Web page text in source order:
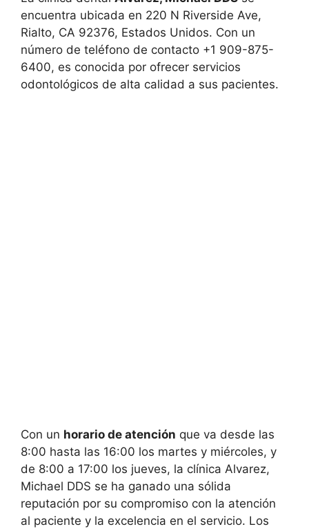
encuentra ubicada en 220 N Riverside Ave,
Rialto, CA 92376, Estados Unidos. Con un
número de teléfono de contacto +1 909-875-
6400, es conocida por ofrecer servicios
odontológicos de alta calidad a sus pacientes.
Con un horario de atención que va desde las
8:00 hasta las 16:00 los martes y miércoles, y
de 8:00 a 17:00 los jueves, la clínica Alvarez,
Michael DDS se ha ganado una sólida
reputación por su compromiso con la atención
al paciente y la excelencia en el servicio. Los